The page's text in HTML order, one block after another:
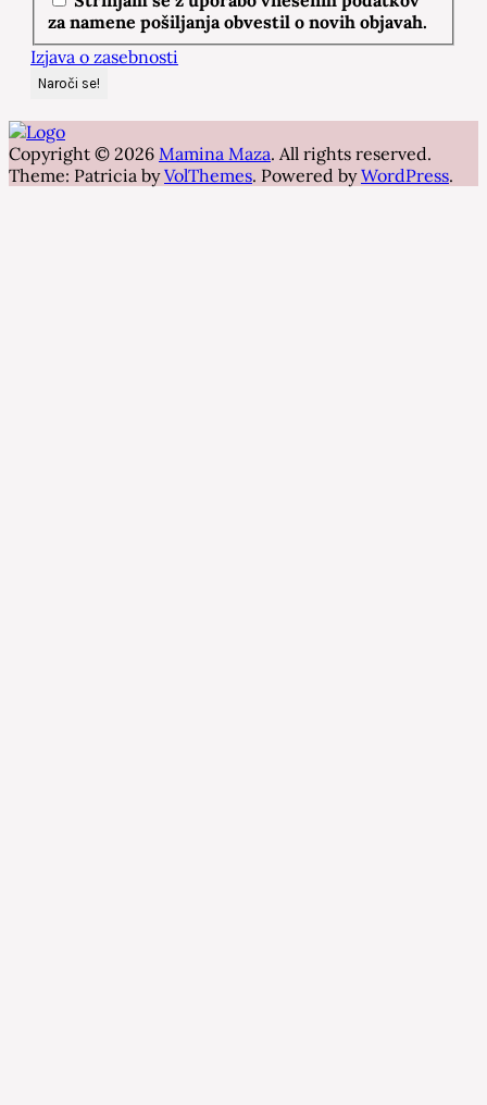
za namene pošiljanja obvestil o novih objavah.
Izjava o zasebnosti
Copyright © 2026 Mamina Maza. All rights reserved.
Theme: Patricia byVolThemes. Powered byWordPress.